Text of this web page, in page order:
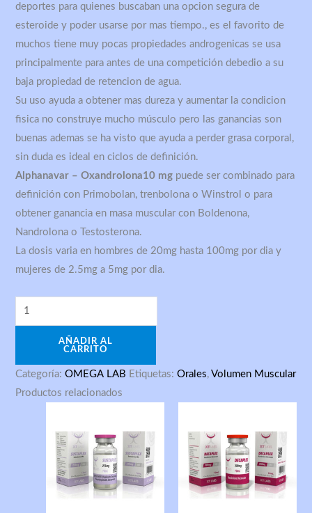
deportes para quienes buscaban una opcion segura de
esteroide y poder usarse por mas tiempo., es el favorito de
muchos tiene muy pocas propiedades androgenicas se usa
principalmente para antes de una competición debedio a su
baja propiedad de retencion de agua.
Su uso ayuda a obtener mas dureza y aumentar la condicion
fisica no construye mucho músculo pero las ganancias son
buenas ademas se ha visto que ayuda a perder grasa corporal,
sin duda es ideal en ciclos de definición.
Alphanavar – Oxandrolona10 mg puede ser combinado para
definición con Primobolan, trenbolona o Winstrol o para
obtener ganancia en masa muscular con Boldenona,
Nandrolona o Testosterona.
La dosis varia en hombres de 20mg hasta 100mg por dia y
mujeres de 2.5mg a 5mg por dia.
AÑADIR AL
CARRITO
Categoría:OMEGA LAB Etiquetas:Orales,Volumen Muscular
Productos relacionados